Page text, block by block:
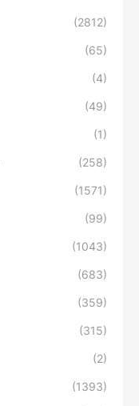
(2812)
(65)
(4)
(49)
(1)
(258)
(1571)
(99)
(1043)
(683)
(359)
(315)
(2)
(1393)